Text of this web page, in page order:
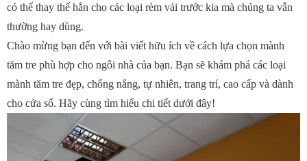
có thể thay thế hẳn cho các loại rèm vải trước kia mà chúng ta vẫn
thường hay dùng.
Chào mừng bạn đến với bài viết hữu ích về cách lựa chọn mành
tăm tre phù hợp cho ngôi nhà của bạn. Bạn sẽ khám phá các loại
mành tăm tre đẹp, chống nắng, tự nhiên, trang trí, cao cấp và dành
cho cửa sổ. Hãy cùng tìm hiểu chi tiết dưới đây!